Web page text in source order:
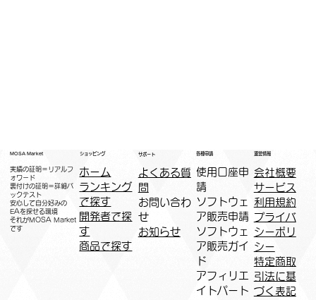
MOSA Market
実績の証明＝リアルフ
ォワード
裏付けの証明＝詳細バ
ックテスト
安心して自分好みの
EAを探せる環境
​それがMOSA Market
です
ショッピング
ホーム
ランキング
で探す
開発者で探
す
商品で探す
サポート
よくある質
問
お問い合わ
せ
お知らせ
各種申請
​使用口座申
請
ソフトウェ
ア販売申請
ソフトウェ
ア販売ガイ
ド
アフィリエ
イトパート
運営情報
会社概要
サービス
利用規約
プライバ
シーポリ
シー
特定商取
引法に基
づく表記